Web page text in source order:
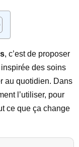
, c’est de proposer
des soins
au quotidien. Dans
l’utiliser, pour
ce que ça change